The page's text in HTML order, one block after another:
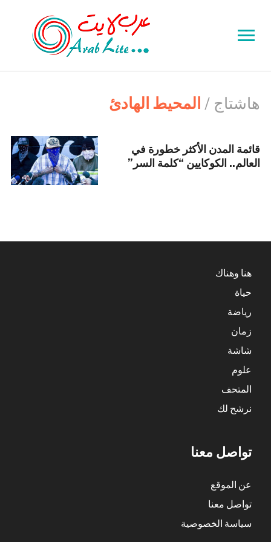
Toggle
navigation
هاشتاج / المحيط الهادئ
قائمة المدن الأكثر خطورة في
العالم.. الكوكايين “كلمة السر”
هنا وهناك
حياة
رياضة
زمان
شاشة
علوم
المتحف
نرشح لك
تواصل معنا
عن الموقع
تواصل معنا
سياسة الخصوصية